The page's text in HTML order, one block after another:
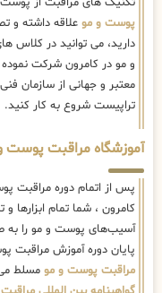
پوست و مو علاقه داشته و
دارید، می توانید در کلاس
و مو در کامرون شرکت
معتبر و جهانی از سازمان
تراپیست شروع به کار کنید.
آموزشگاه مراقبت پوست
پس از اتمام دوره مراقبت
کامرون ، شما تمام ابزارها
آسیب‌های پوست و مو را به
پایان دوره آموزش مراقبت
مراقبت پوست و مو مسلط